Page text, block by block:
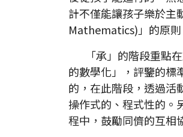
計不僅能讓孩子樂於
Mathematics)」的原則
「承」的階段重點在
的數學化」，評鑒的標
的，在此階段，透過活
操作式的、程式性的。
程中，鼓勵同儕的互相